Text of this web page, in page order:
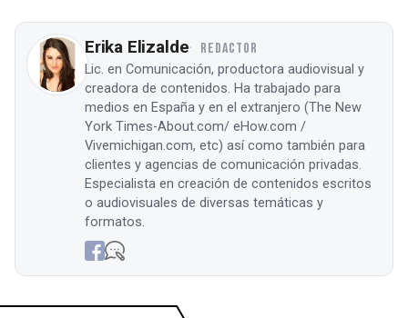
Erika Elizalde REDACTOR
Lic. en Comunicación, productora audiovisual y
creadora de contenidos. Ha trabajado para
medios en España y en el extranjero (The New
York Times-About.com/ eHow.com /
Vivemichigan.com, etc) así como también para
clientes y agencias de comunicación privadas.
Especialista en creación de contenidos escritos
o audiovisuales de diversas temáticas y
formatos.